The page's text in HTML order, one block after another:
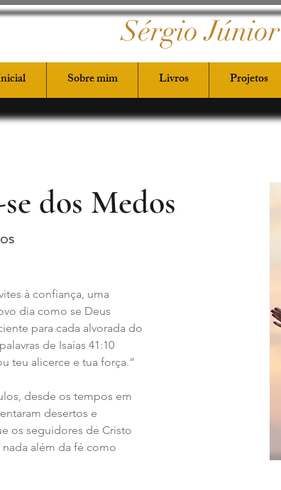
Sérgio Júnior
Sobre mim Livros Projetos
dos Medos
à confiança, uma
dia como se Deus
para cada alvorada do
de Isaías 41:10
teu alicerce e tua força.”
desde os tempos em
desertos e
os seguidores de Cristo
além da fé como